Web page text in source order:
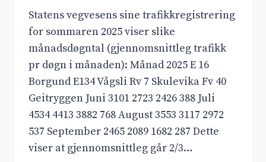
Statens vegvesens sine trafikkregistrering
for sommaren 2025 viser slike
månadsdøgntal (gjennomsnittleg trafikk
pr døgn i månaden): Månad 2025 E 16
Borgund E134 Vågsli Rv 7 Skulevika Fv 40
Geitryggen Juni 3101 2723 2426 388 Juli
4534 4413 3882 768 August 3553 3117 2972
537 September 2465 2089 1682 287 Dette
viser at gjennomsnittleg går 2/3…